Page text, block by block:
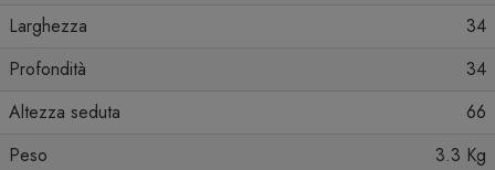
Larghezza
34
Profondità
34
Altezza seduta
66
Peso
3.3 Kg